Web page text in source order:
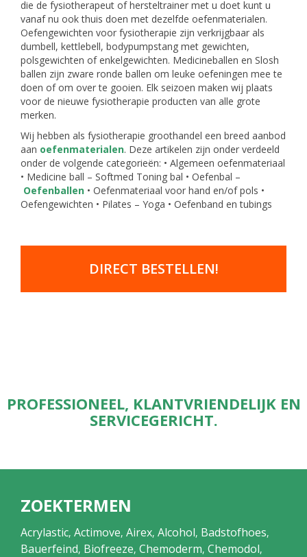
die de fysiotherapeut of hersteltrainer met u doet kunt u
vanaf nu ook thuis doen met dezelfde oefenmaterialen.
Oefengewichten voor fysiotherapie zijn verkrijgbaar als
dumbell, kettlebell, bodypumpstang met gewichten,
polsgewichten of enkelgewichten. Medicineballen en Slosh
ballen zijn zware ronde ballen om leuke oefeningen mee te
doen of om over te gooien. Elk seizoen maken wij plaats
voor de nieuwe fysiotherapie producten van alle grote
merken.
Wij hebben als fysiotherapie groothandel een breed aanbod
aan oefenmaterialen. Deze artikelen zijn onder verdeeld
onder de volgende categorieën: • Algemeen oefenmateriaal
• Medicine ball – Softmed Toning bal • Oefenbal –
Oefenballen • Oefenmateriaal voor hand en/of pols •
Oefengewichten • Pilates – Yoga • Oefenband en tubings
DIRECT BESTELLEN!
PROFESSIONEEL, KLANTVRIENDELIJK EN
SERVICEGERICHT.
ZOEKTERMEN
Acrylastic, Actimove, Airex, Alcohol, Badstofhoes,
Bauerfeind, Biofreeze, Chemoderm, Chemodol,